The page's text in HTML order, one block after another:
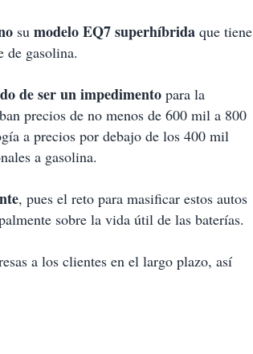
su modelo EQ7 superhíbrida que tiene
de gasolina.
de ser un impedimento para la
precios de no menos de 600 mil a 800
a precios por debajo de los 400 mil
a gasolina.
, pues el reto para masificar estos autos
sobre la vida útil de las baterías.
a los clientes en el largo plazo, así